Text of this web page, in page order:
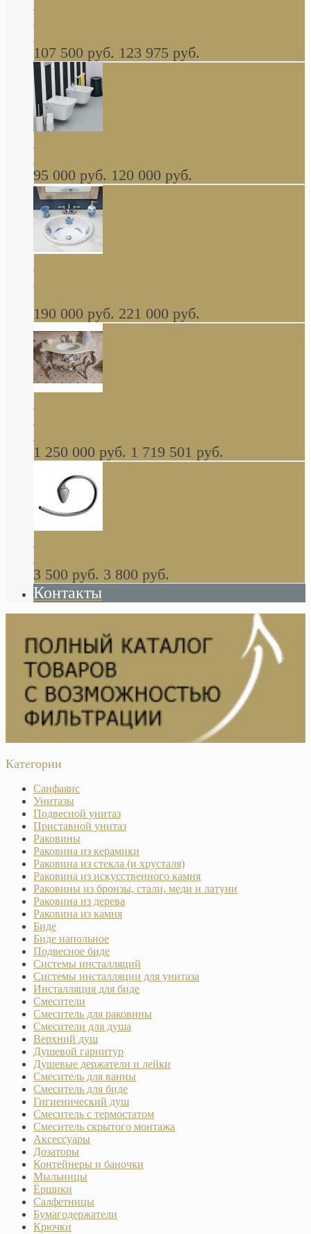
керамическая мойка 1160 x 510 мм белая,
серая, черная, бежевая В НАЛИЧИИ
107 500 руб. 123 975 руб.
навесное КОМПЛЕКТ
95 000 руб. 120 000 руб.
Decorated Bathroom раковина овальная
встраиваемая для ванной с рисунком синяя
роза В НАЛИЧИИ
190 000 руб. 221 000 руб.
стиле барокко, из массива дерева, светло
коричневый матовый окрас + серебро
1 250 000 руб. 1 719 501 руб.
Khala Colombo аксессуары (серия) В
НАЛИЧИИ
3 500 руб. 3 800 руб.
Контакты
Категории
Санфаянс
Унитазы
Подвесной унитаз
Приставной унитаз
Раковины
Раковина из керамики
Раковина из стекла (и хрусталя)
Раковина из искусственного камня
Раковины из бронзы, стали, меди и латуни
Раковина из дерева
Раковина из камня
Биде
Биде напольное
Подвесное биде
Системы инсталляций
Системы инсталляции для унитаза
Инсталляция для биде
Смесители
Смеситель для раковины
Смесители для душа
Верхний душ
Душевой гарнитур
Душевые держатели и лейки
Смеситель для ванны
Смеситель для биде
Гигиенический душ
Смеситель с термостатом
Смеситель скрытого монтажа
Аксессуары
Дозаторы
Контейнеры и баночки
Мыльницы
Ёршики
Салфетницы
Бумагодержатели
Крючки